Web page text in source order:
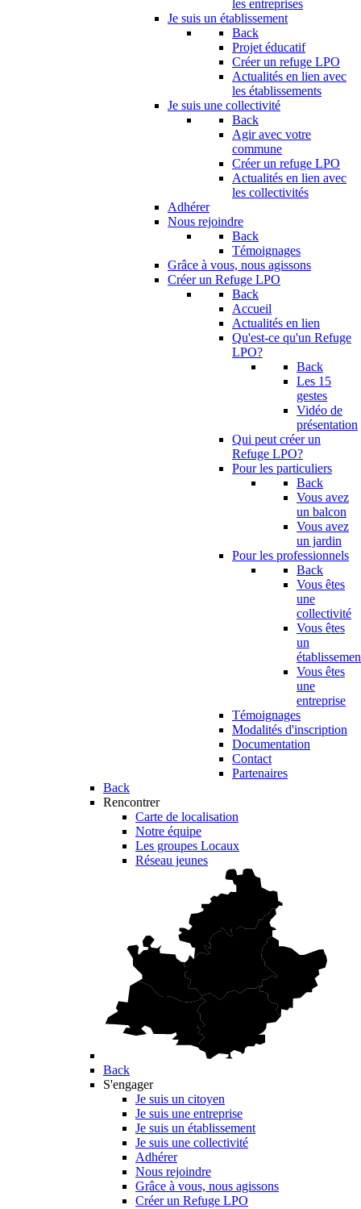
les entreprises
Je suis un établissement
Back
Projet éducatif
Créer un refuge LPO
Actualités en lien avec
les établissements
Je suis une collectivité
Back
Agir avec votre
commune
Créer un refuge LPO
Actualités en lien avec
les collectivités
Adhérer
Nous rejoindre
Back
Témoignages
Grâce à vous, nous agissons
Créer un Refuge LPO
Back
Accueil
Actualités en lien
Qu'est-ce qu'un Refuge
LPO?
Back
Les 15
gestes
Vidéo de
présentation
Qui peut créer un
Refuge LPO?
Pour les particuliers
Back
Vous avez
un balcon
Vous avez
un jardin
Pour les professionnels
Back
Vous êtes
une
collectivité
Vous êtes
un
Vous êtes
une
entreprise
Témoignages
Modalités d'inscription
Documentation
Contact
Partenaires
Back
Rencontrer
Carte de localisation
Notre équipe
Les groupes Locaux
Réseau jeunes
Back
S'engager
Je suis un citoyen
Je suis une entreprise
Je suis un établissement
Je suis une collectivité
Adhérer
Nous rejoindre
Grâce à vous, nous agissons
Créer un Refuge LPO